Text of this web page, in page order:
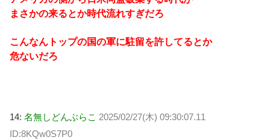
まさかの来るとか時代流れすぎだろ
こんなんトップの国の軍に駐留を許してるとか
危ないだろ
14: 名無しどんぶらこ 2025/02/27(木) 09:30:07.11
ID:8KQw0S7P0